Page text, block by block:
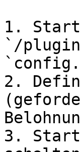
1.
`/
2.
3.